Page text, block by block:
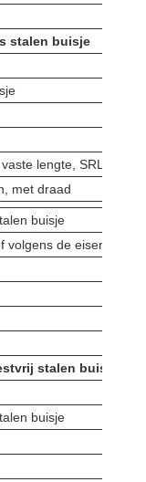
stalen buisje
lengte, SRL, DRL
met draad
buisje
volgens de eisen van
stalen buisje
buisje